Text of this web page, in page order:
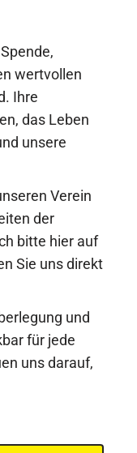
wertvollen
Ihre
das Leben
unsere
Verein
der
bitte hier auf
Sie uns direkt
und
für jede
uns darauf,